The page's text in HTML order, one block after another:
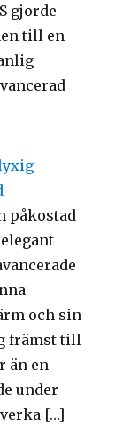
gjorde
till en
påkostad
och sin
främst till
än en
under
[…]